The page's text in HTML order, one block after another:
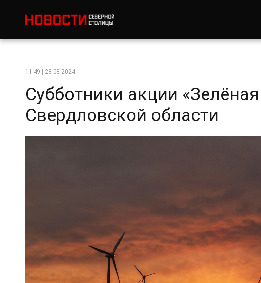
11:49 | 28-08-2024
Субботники акции
Свердловской области